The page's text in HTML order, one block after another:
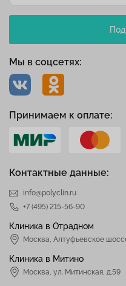
Контактные данные:
info@polyclin.ru
+7 (495) 215-56-90
Клиника в Отрадном
Москва Алтуфьевское
Клиника в Митино
Москва, ул. Митинская, д.59
Мы в соцсетях:
Принимаем к оплате: